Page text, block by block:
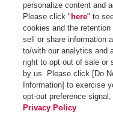
取扱サービス
オイル交換
personalize content and
Please click " here" to
cookies and the
sell or share information
to/with our analytics and
right to opt out of sale or
by us. Please click [Do
Information] to exercise
opt-out preference
Privacy Policy